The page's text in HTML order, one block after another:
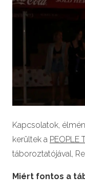
Kapcsolatok,
kerültek a PEOPLE
táboroztatójával,
Miért fontos a